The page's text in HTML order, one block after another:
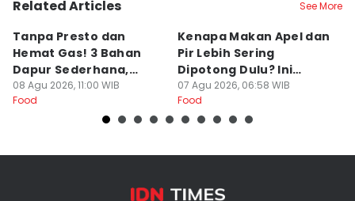
Related Articles See More
Tanpa Presto dan
Hemat Gas! 3 Bahan
Dapur Sederhana,
Daging Sapi Empuk
Dalam 15 Menit
08 Agu 2026, 11:00 WIB
Food
Kenapa Makan Apel dan
Pir Lebih Sering
Dipotong Dulu? Ini
Alasannya
07 Agu 2026, 06:58 WIB
Food